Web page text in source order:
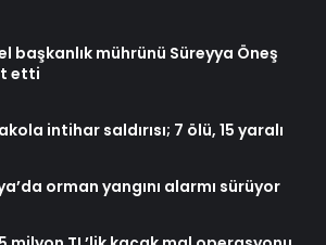
başkanlık mührünü Süreyya Öneş
etti
intihar saldırısı; 7 ölü, 15 yaralı
orman yangını alarmı sürüyor